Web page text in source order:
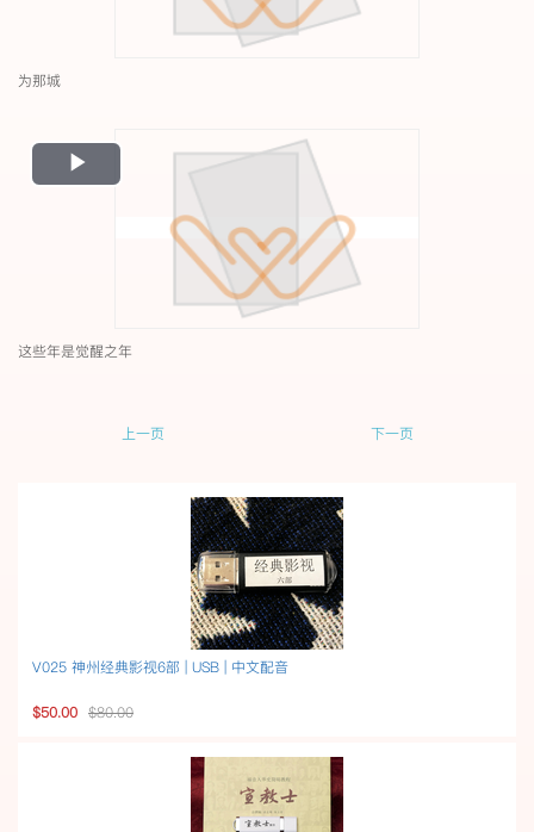
为那城
Play
Video
这些年是觉醒之年
上一页 下一页
V025 神州经典影视6部 | USB | 中文配音
$50.00 $80.00